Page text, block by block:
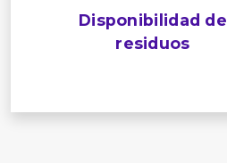
Disponibilidad de
residuos